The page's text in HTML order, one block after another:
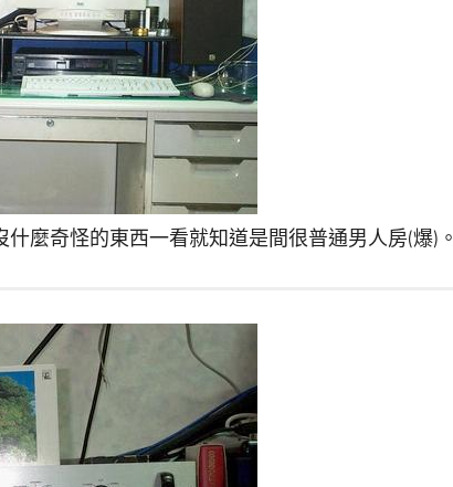
麼奇怪的東西一看就知道是間很普通男人房(爆)。